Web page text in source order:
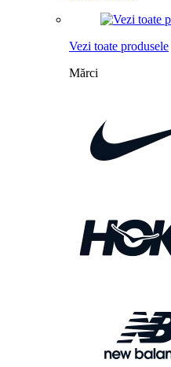
Vezi toate produsele
Mărci